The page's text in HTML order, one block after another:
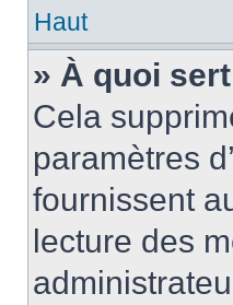
Haut
» À quoi
Cela
paramètres
fournissent
lecture des